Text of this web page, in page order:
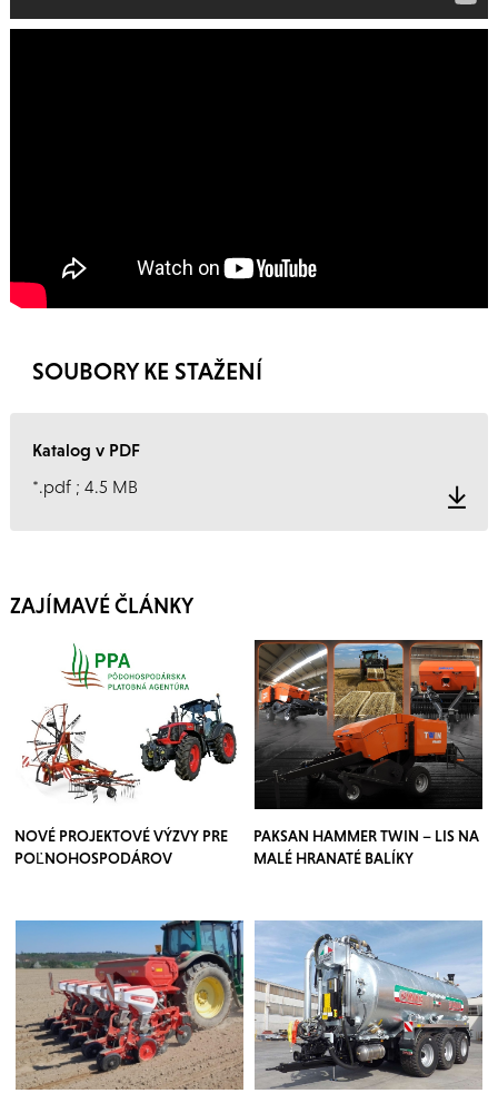
SOUBORY KE STAŽENÍ
Katalog v PDF
*.pdf ; 4.5 MB
ZAJÍMAVÉ ČLÁNKY
NOVÉ PROJEKTOVÉ VÝZVY PRE
POĽNOHOSPODÁROV
PAKSAN HAMMER TWIN – LIS NA
MALÉ HRANATÉ BALÍKY